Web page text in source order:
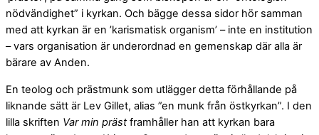
nödvändighet” i kyrkan. Och bägge dessa sidor hör samman
med att kyrkan är en ’karismatisk organism’ – inte en institution
– vars organisation är underordnad en gemenskap där alla är
bärare av Anden.
En teolog och prästmunk som utlägger detta förhållande på
liknande sätt är Lev Gillet, alias ”en munk från östkyrkan”. I den
lilla skriften Var min prästframhåller han att kyrkan bara